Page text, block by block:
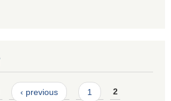
‹ previous 1 2